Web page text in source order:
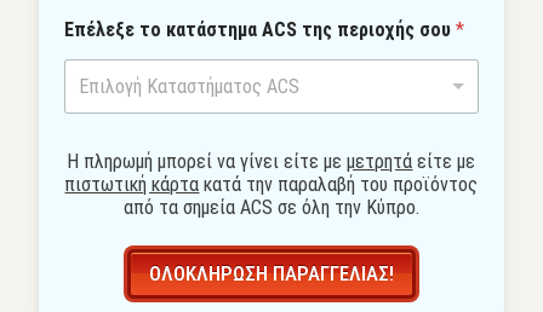
Επέλεξε το κατάστημα ACS της περιοχής σου*
Επιλογή Καταστήματος ACS
α
τ
*
σ
Η πληρωμή μπορεί να γίνει είτε μεμετρητά είτε με
πιστωτική κάρτα κατά την παραλαβή του προϊόντος
από τα σημεία ACS σε όλη την Κύπρο.
ΟΛΟΚΛΗΡΩΣΗ ΠΑΡΑΓΓΕΛΙΑΣ!